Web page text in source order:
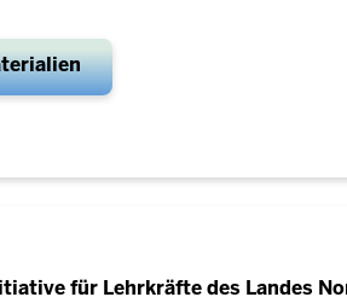
für Lehrkräfte des Landes